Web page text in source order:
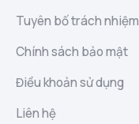
Tuyên bố trách nhiệm
Chính sách bảo mật
Điều khoản sử dụng
Liên hệ